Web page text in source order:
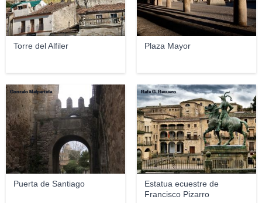
Torre del Alfiler Plaza Mayor
Puerta de Santiago
Gonzalo Malpartida
Estatua ecuestre de
Francisco Pizarro
Rafa G. Recuero